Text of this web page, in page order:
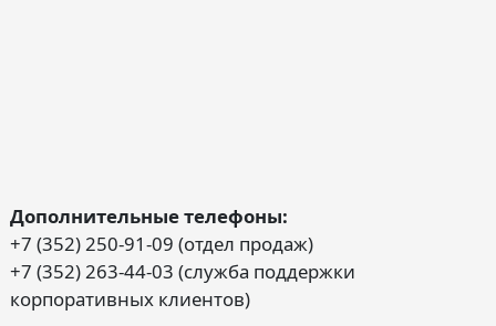
Дополнительные телефоны:
+7 (352) 250-91-09 (отдел продаж)
+7 (352) 263-44-03 (служба поддержки
корпоративных клиентов)